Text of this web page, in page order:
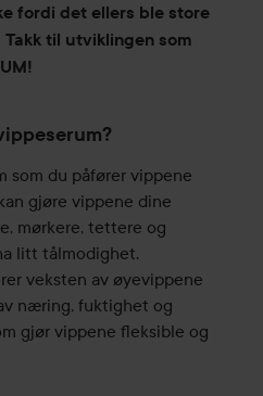
fordi det ellers ble store
til utviklingen som
som du påfører vippene
gjøre vippene dine
mørkere, tettere og
litt tålmodighet.
veksten av øyevippene
næring, fuktighet og
gjør vippene fleksible og